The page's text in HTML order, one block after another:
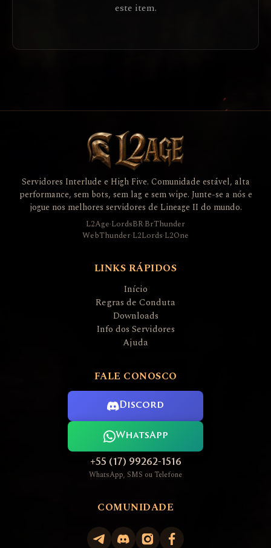
este item.
Servidores Interlude e High Five. Comunidade estável, alta
performance, sem bots, sem lag e sem wipe. Junte-se a nós e
jogue nos melhores servidores de Lineage II do mundo.
L2Age·LordsBR·BrThunder
WebThunder·L2Lords·L2One
LINKS RÁPIDOS
Início
Regras de Conduta
Downloads
Info dos Servidores
Ajuda
FALE CONOSCO
Discord
WhatsApp
+55 (17) 99262-1516
WhatsApp, SMS ou Telefone
COMUNIDADE